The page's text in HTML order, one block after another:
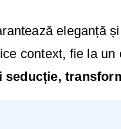
eleganță
context, fie la